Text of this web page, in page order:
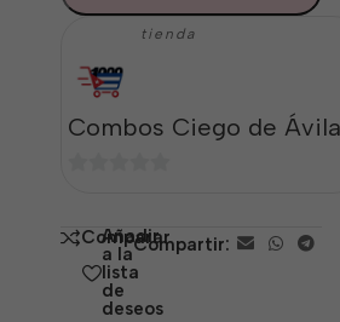
tienda
Combos Ciego de Ávila
5 Comparar
Añadir
a la
lista
de
deseos
Compartir: